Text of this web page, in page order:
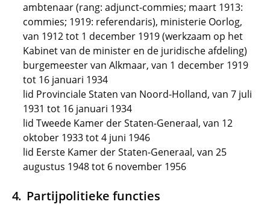
ambtenaar (rang: adjunct-commies; maart 1913:
commies; 1919: referendaris), ministerie Oorlog,
van 1912 tot 1 december 1919 (werkzaam op het
Kabinet van de minister en de juridische afdeling)
burgemeester van Alkmaar, van 1 december 1919
tot 16 januari 1934
lid Provinciale Staten van Noord-Holland, van 7 juli
1931 tot 16 januari 1934
lid Tweede Kamer der Staten-Generaal, van 12
oktober 1933 tot 4 juni 1946
lid Eerste Kamer der Staten-Generaal, van 25
augustus 1948 tot 6 november 1956
Partijpolitieke functies